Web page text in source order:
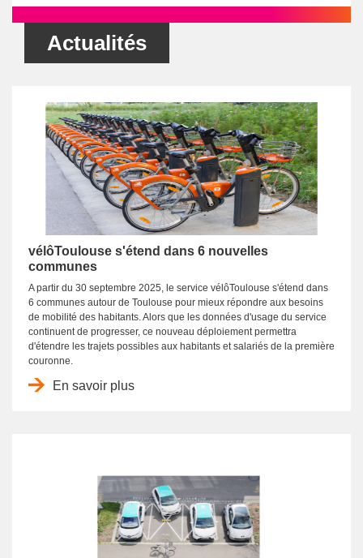
Actualités
vélôToulouse s'étend dans 6 nouvelles
communes
A partir du 30 septembre 2025, le service vélôToulouse s'étend dans
6 communes autour de Toulouse pour mieux répondre aux besoins
de mobilité des habitants. Alors que les données d'usage du service
continuent de progresser, ce nouveau déploiement permettra
d'étendre les trajets possibles aux habitants et salariés de la première
couronne.
En savoir plus